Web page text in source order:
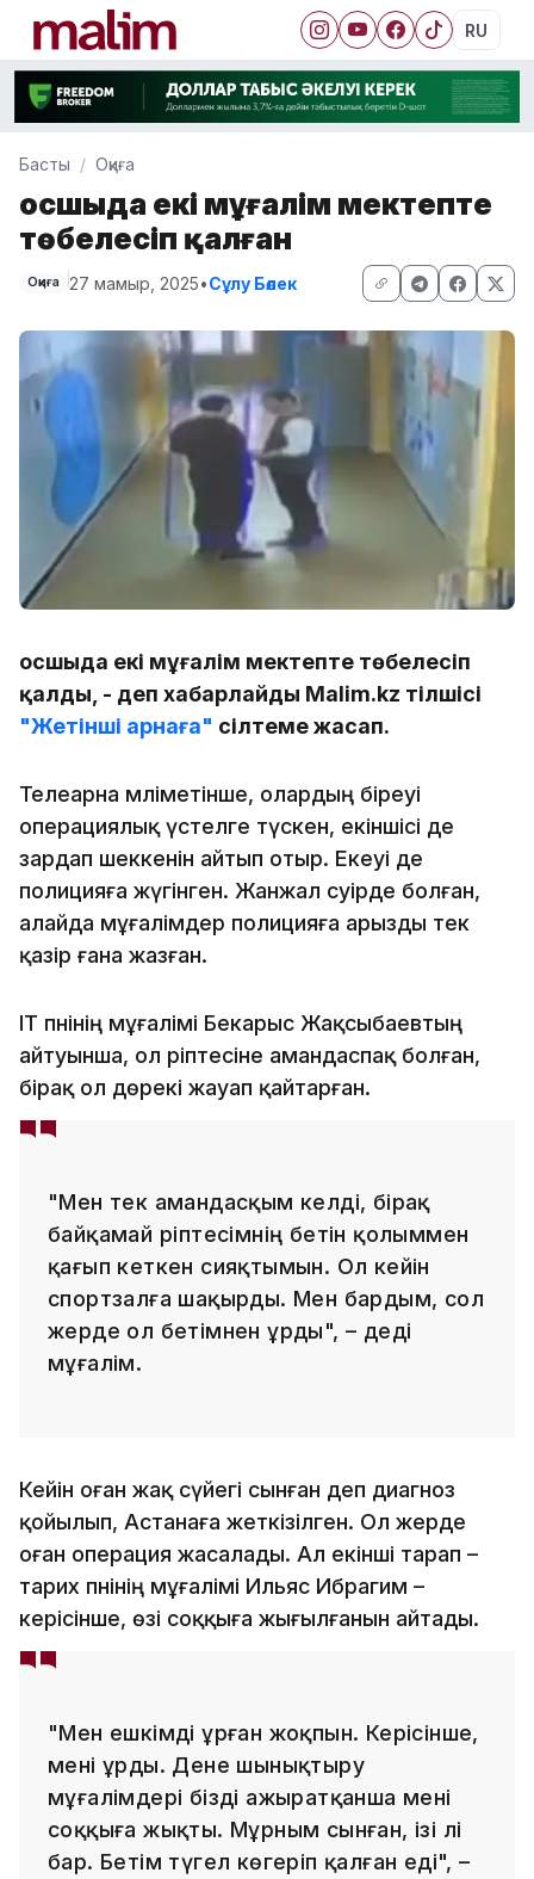
RU
Басты Оқиға
Қосшыда екі мұғалім мектепте
төбелесіп қалған
Оқиға 27 мамыр, 2025•Сұлу Бөлек
Қосшыда екі мұғалім мектепте төбелесіп
қалды, - деп хабарлайды Malim.kz тілшісі
"Жетінші арнаға" сілтеме жасап.
Телеарна мәліметінше, олардың біреуі
операциялық үстелге түскен, екіншісі де
зардап шеккенін айтып отыр. Екеуі де
полицияға жүгінген. Жанжал сәуірде болған,
алайда мұғалімдер полицияға арызды тек
қазір ғана жазған.
IT пәнінің мұғалімі Бекарыс Жақсыбаевтың
айтуынша, ол әріптесіне амандаспақ болған,
бірақ ол дөрекі жауап қайтарған.
"Мен тек амандасқым келді, бірақ
байқамай әріптесімнің бетін қолыммен
қағып кеткен сияқтымын. Ол кейін
спортзалға шақырды. Мен бардым, сол
жерде ол бетімнен ұрды", – деді
мұғалім.
Кейін оған жақ сүйегі сынған деп диагноз
қойылып, Астанаға жеткізілген. Ол жерде
оған операция жасалады. Ал екінші тарап –
тарих пәнінің мұғалімі Ильяс Ибрагим –
керісінше, өзі соққыға жығылғанын айтады.
"Мен ешкімді ұрған жоқпын. Керісінше,
мені ұрды. Дене шынықтыру
мұғалімдері бізді ажыратқанша мені
соққыға жықты. Мұрным сынған, ізі әлі
бар. Бетім түгел көгеріп қалған еді", –